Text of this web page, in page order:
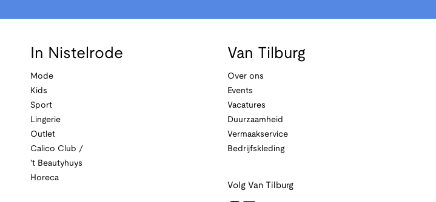
In Nistelrode
Mode
Kids
Sport
Lingerie
Outlet
Calico Club /
't Beautyhuys
Horeca
Van Tilburg
Over ons
Events
Vacatures
Duurzaamheid
Vermaakservice
Bedrijfskleding
Volg Van Tilburg